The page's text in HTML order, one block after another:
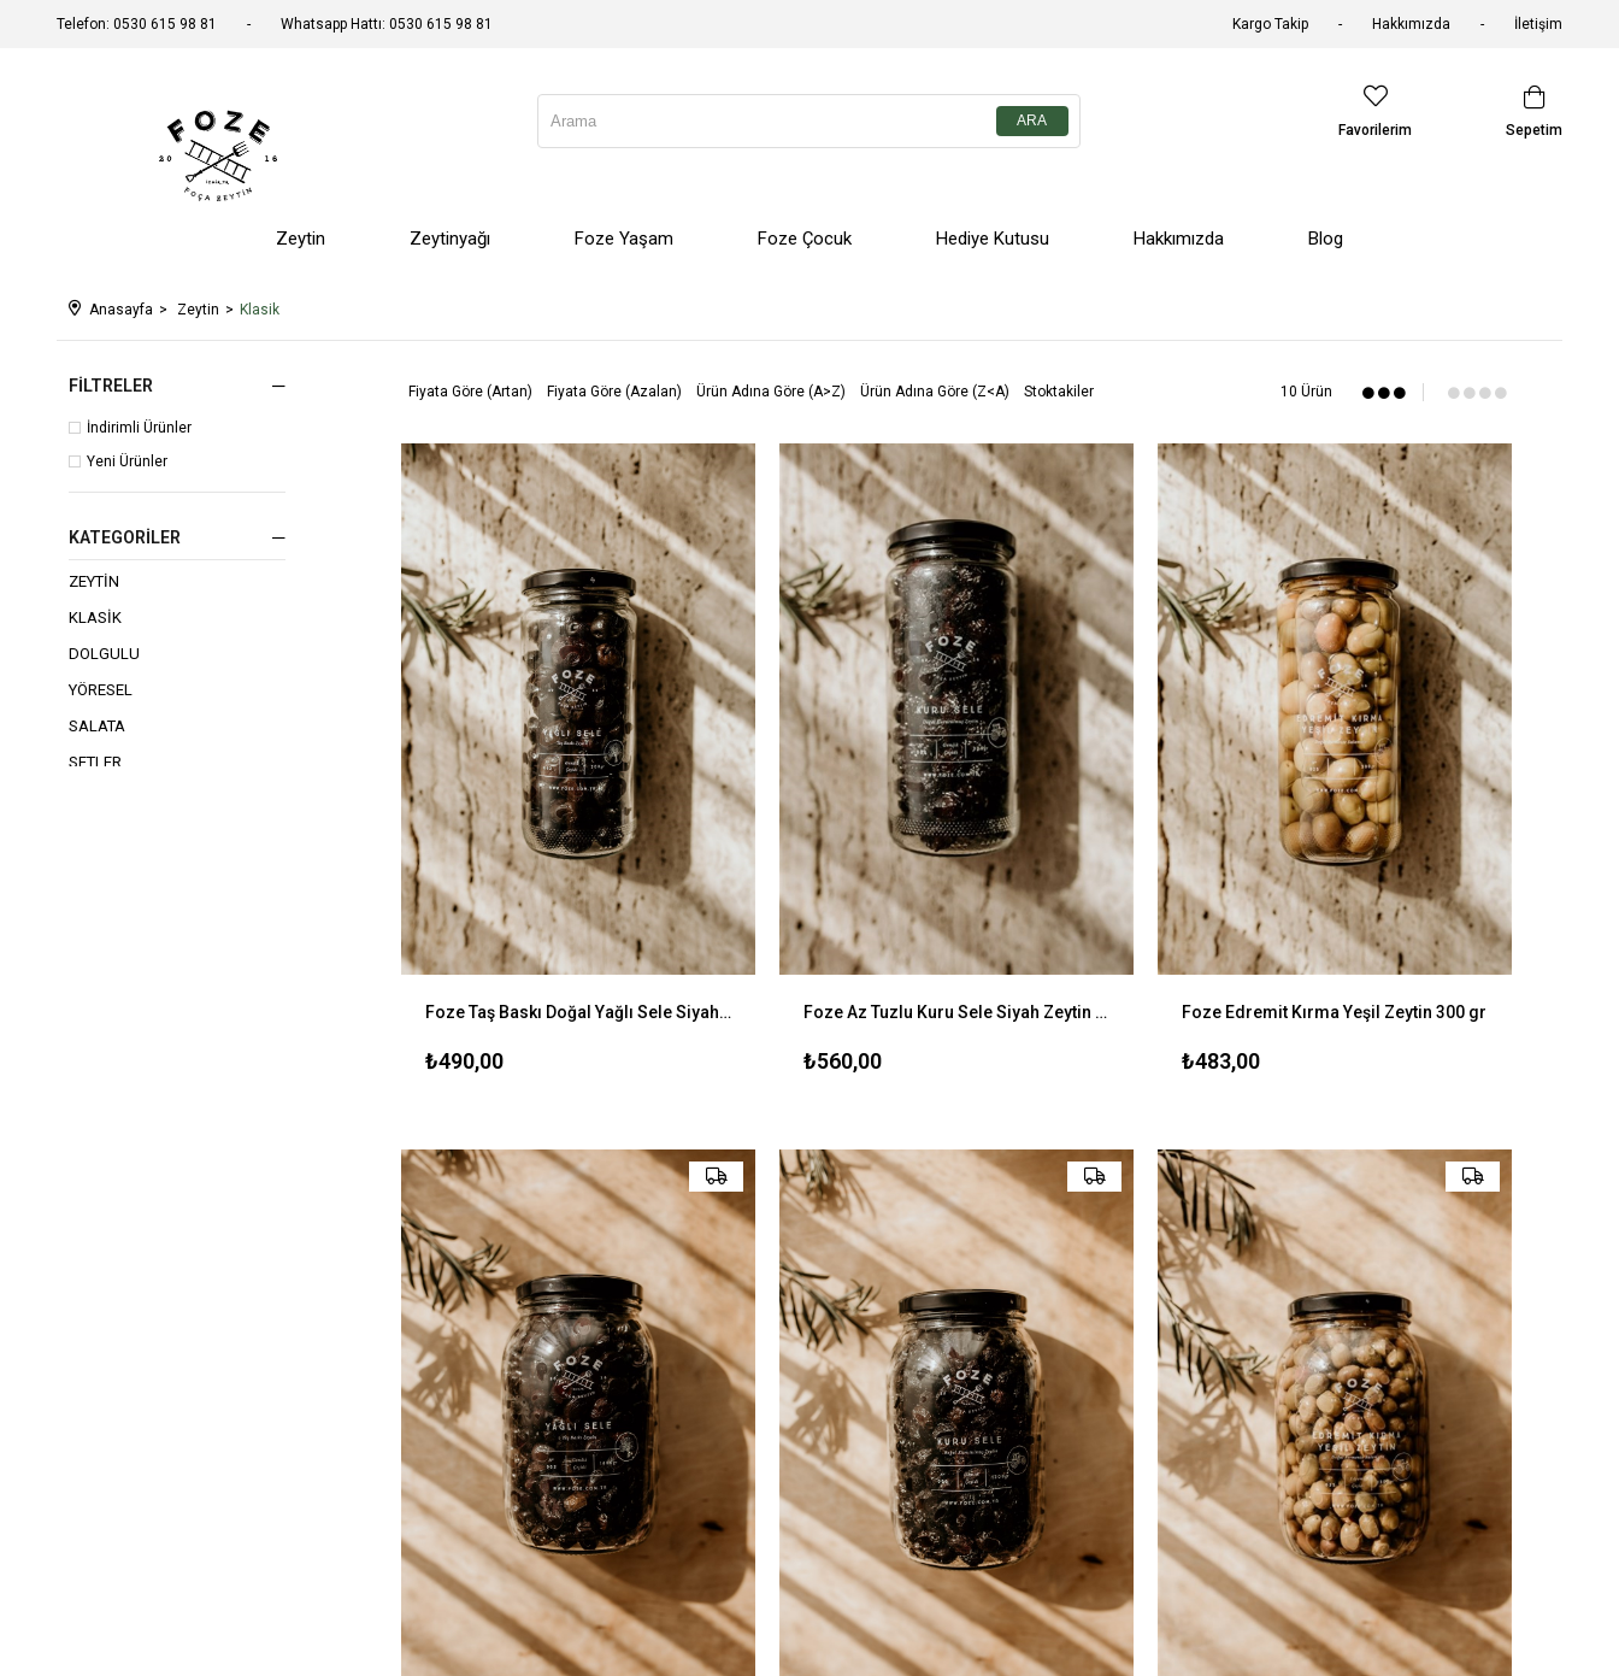
Telefon: 0530 615 98 81 Whatsapp Hattı: 0530 615 98 81 Kargo Takip Hakkımızda İletişim
Sepetim
Favorilerim
Zeytin Zeytinyağı Foze Yaşam Foze Çocuk Hediye Kutusu Hakkımızda Blog
Anasayfa Zeytin Klasik
FILTRELER
İndirimli Ürünler
Yeni Ürünler
KATEGORILER
ZEYTIN
KLASIK
DOLGULU
YÖRESEL
SALATA
SETLER
Fiyata Göre (Artan) Fiyata Göre (Azalan) Ürün Adına Göre (A>Z) Ürün Adına Göre (Z<A) Stoktakiler 10 Ürün
Foze Taş Baskı Doğal Yağlı Sele Siyah Salamura Zeytin 300 gr
₺490,00
Foze Az Tuzlu Kuru Sele Siyah Zeytin 300 gr
₺560,00
Foze Edremit Kırma Yeşil Zeytin 300 gr
₺483,00